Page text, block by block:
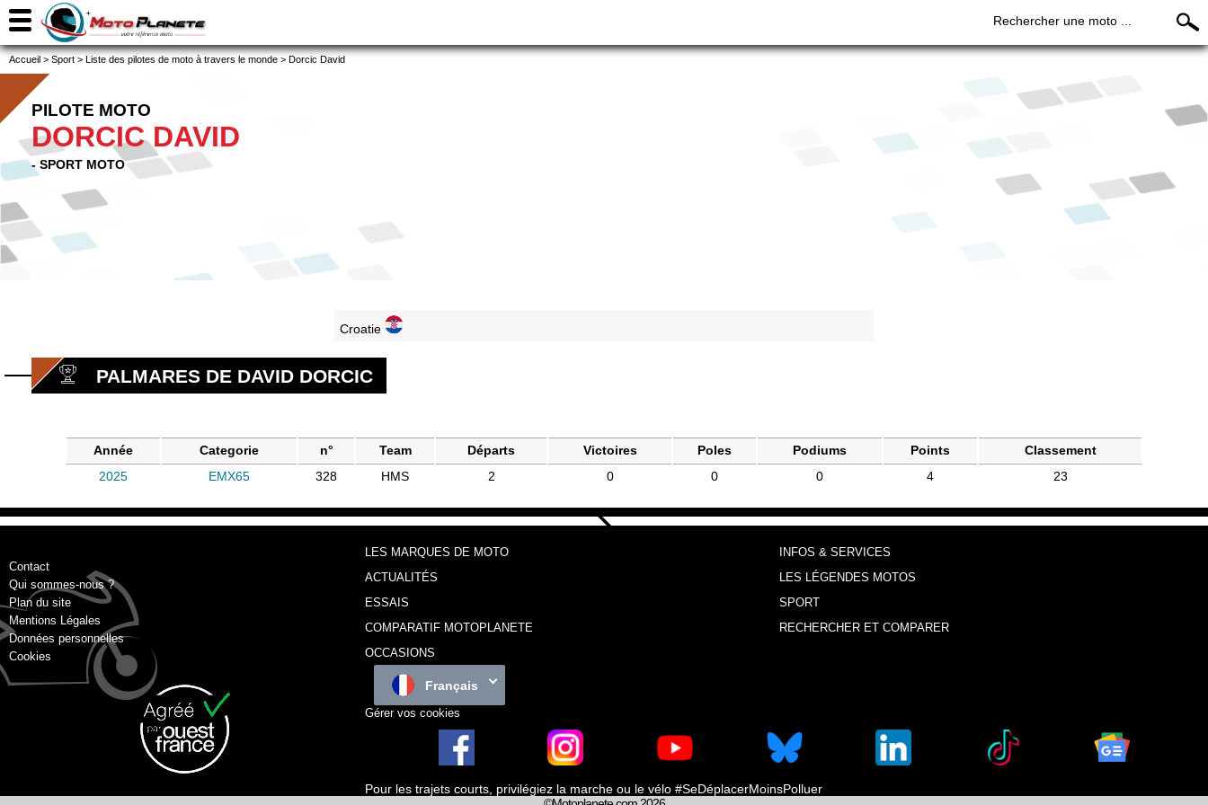
Rechercher une moto ...
Accueil > Sport > Liste des pilotes de moto à travers le monde > Dorcic David
PILOTE MOTO
DORCIC DAVID
- SPORT MOTO
Croatie
PALMARES DE DAVID DORCIC
Année Categorie n° Team Départs Victoires Poles Podiums Points
Classement
2025
EMX65 328 HMS 2 0 0 0 4 23
Contact
Qui sommes-nous ?
Plan du site
Mentions Légales
Données personnelles
Cookies
LES MARQUES DE MOTO
INFOS & SERVICES
ACTUALITÉS
LES LÉGENDES MOTOS
ESSAIS
SPORT
COMPARATIF MOTOPLANETE
RECHERCHER ET COMPARER
OCCASIONS
Français
Gérer vos cookies
Pour les trajets courts, privilégiez la marche ou le vélo #SeDéplacerMoinsPolluer